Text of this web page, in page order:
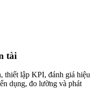
tài
thiết lập KPI, đánh giá hiệu
dụng, đo lường và phát